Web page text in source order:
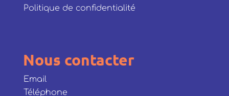
Politique de confidentialité
Nous contacter
Email
Téléphone